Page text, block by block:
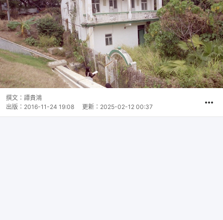
撰文： 譚貴鴻
出版： 2016-11-24 19:08 更新： 2025-02-12 00:37